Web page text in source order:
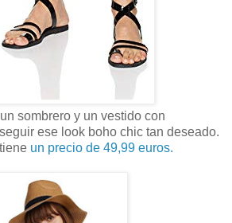
sombrero y un vestido con
ese look boho chic tan deseado.
un precio de 49,99 euros.